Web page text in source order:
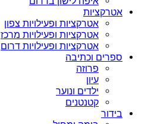
אטרקציות
אטרקציות ופעילויות צפון
אטרקציות ופעילויות מרכז
אטרקציות ופעילויות דרום
ספרים וכתיבה
פרוזה
עיון
ילדים ונוער
קטנטנים
בידור